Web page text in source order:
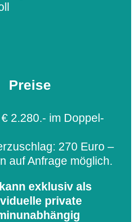
Preise
2.280.- im Dop­pel­
270 Euro –
auf Anfrage möglich.
exklu­siv als
pri­vate